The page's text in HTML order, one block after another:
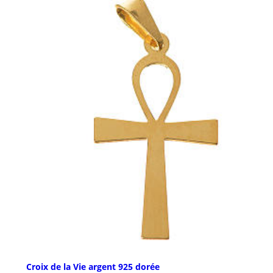
Croix de la Vie argent 925 dorée